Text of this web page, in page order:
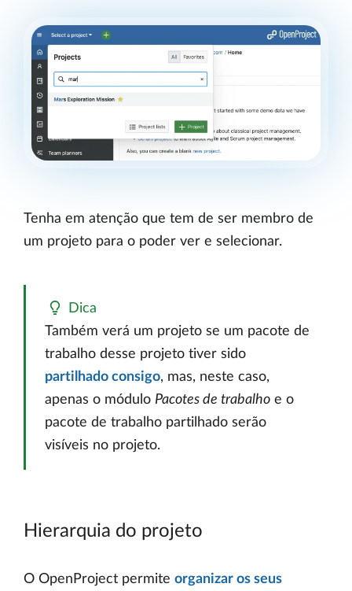
Tenha em atenção que tem de ser membro de
um projeto para o poder ver e selecionar.
Dica
Também verá um projeto se um pacote de
trabalho desse projeto tiver sido
partilhado consigo, mas, neste caso,
apenas o módulo Pacotes de trabalho e o
pacote de trabalho partilhado serão
visíveis no projeto.
Hierarquia do projeto
O OpenProject permite organizar os seus